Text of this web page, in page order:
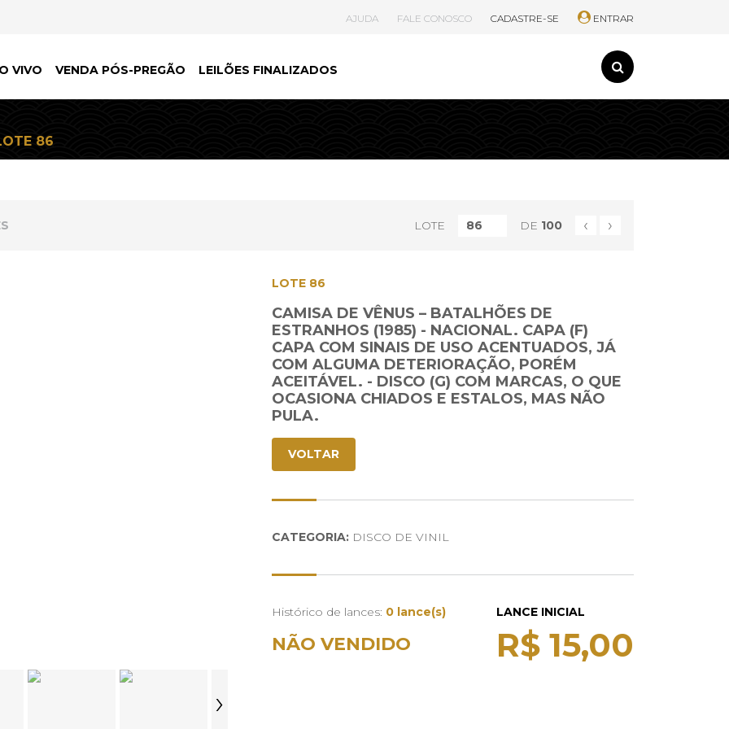
AJUDA FALE CONOSCO CADASTRE-SE ENTRAR
VIVO VENDA PÓS-PREGÃO LEILÕES FINALIZADOS
86
LOTE DE 100 ‹ ›
›
LOTE 86
CAMISA DE VÊNUS – BATALHÕES DE
ESTRANHOS (1985) - NACIONAL. CAPA (F)
CAPA COM SINAIS DE USO ACENTUADOS, JÁ
COM ALGUMA DETERIORAÇÃO, PORÉM
ACEITÁVEL. - DISCO (G) COM MARCAS, O QUE
OCASIONA CHIADOS E ESTALOS, MAS NÃO
PULA.
VOLTAR
CATEGORIA: DISCO DE VINIL
Histórico de lances: 0 lance(s)
NÃO VENDIDO
LANCE INICIAL
R$ 15,00